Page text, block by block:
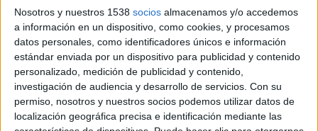
Nosotros y nuestros 1538 socios almacenamos y/o accedemos
a información en un dispositivo, como cookies, y procesamos
datos personales, como identificadores únicos e información
estándar enviada por un dispositivo para publicidad y contenido
personalizado, medición de publicidad y contenido,
investigación de audiencia y desarrollo de servicios. Con su
permiso, nosotros y nuestros socios podemos utilizar datos de
localización geográfica precisa e identificación mediante las
L'acusació pública afegeix que l'agressió va ser
inesperada i la dona no es va poder defensar.
També apunta que la zona del cos atacada així
com l'arma usada eren idonis per causar la
mort de Martos.